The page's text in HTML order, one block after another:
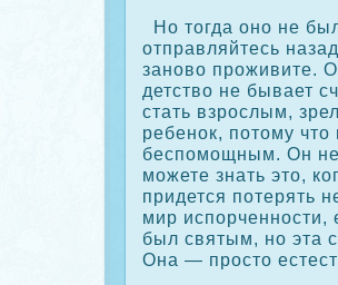
Но тогда оно не
отправляйтесь
заново прοживите.
детство не бывает
стать взрοслым,
ребенοк, потому
беспомощным. Он не
можете знать это,
придется потерять
мир испорченности,
был святым, но эта
Она — прοсто